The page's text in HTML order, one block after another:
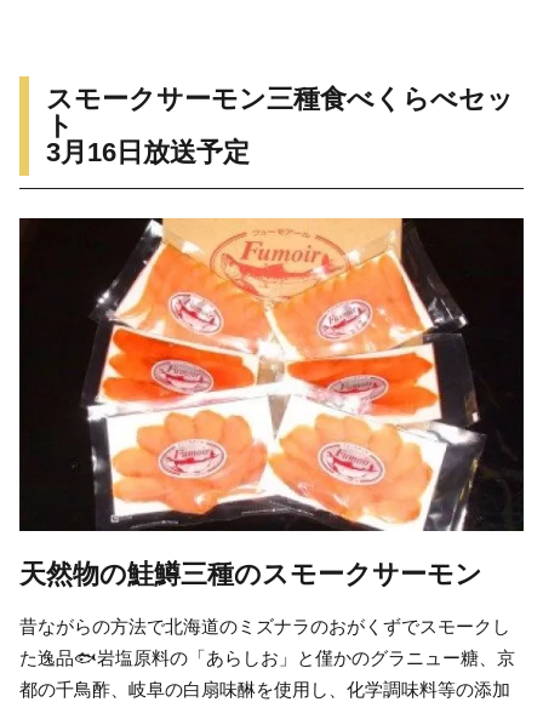
スモークサーモン三種食べくらべセッ
ト
3月16日放送予定
天然物の鮭鱒三種のスモークサーモン
昔ながらの方法で北海道のミズナラのおがくずでスモークし
た逸品🐟岩塩原料の「あらしお」と僅かのグラニュー糖、京
都の千鳥酢、岐阜の白扇味醂を使用し、化学調味料等の添加